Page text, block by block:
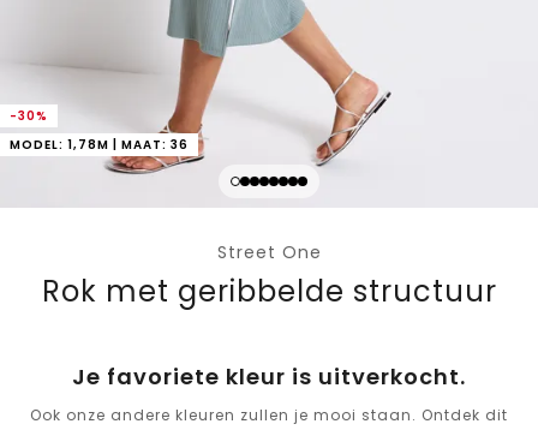
-30%
MODEL: 1,78M | MAAT: 36
Street One
Rok met geribbelde structuur
Je favoriete kleur is uitverkocht.
Ook onze andere kleuren zullen je mooi staan. Ontdek dit